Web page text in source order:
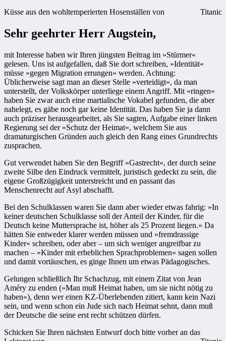
Küsse aus den wohltemperierten Hosenställen von
Titanic
Sehr geehrter Herr Augstein,
mit Interesse haben wir Ihren jüngsten Beitrag im »Stürmer«
gelesen. Uns ist aufgefallen, daß Sie dort schreiben, »Identität«
müsse »gegen Migration errungen« werden. Achtung:
Üblicherweise sagt man an dieser Stelle »verteidigt«, da man
unterstellt, der Volkskörper unterliege einem Angriff. Mit »ringen«
haben Sie zwar auch eine martialische Vokabel gefunden, die aber
nahelegt, es gäbe noch gar keine Identität. Das haben Sie ja dann
auch präziser herausgearbeitet, als Sie sagten, Aufgabe einer linken
Regierung sei der »Schutz der Heimat«, welchem Sie aus
dramaturgischen Gründen auch gleich den Rang eines Grundrechts
zusprachen.
Gut verwendet haben Sie den Begriff »Gastrecht«, der durch seine
zweite Silbe den Eindruck vermittelt, juristisch gedeckt zu sein, die
eigene Großzügigkeit unterstreicht und en passant das
Menschenrecht auf Asyl abschafft.
Bei den Schulklassen waren Sie dann aber wieder etwas fahrig: »In
keiner deutschen Schulklasse soll der Anteil der Kinder, für die
Deutsch keine Muttersprache ist, höher als 25 Prozent liegen.« Da
hätten Sie entweder klarer werden müssen und »fremdrassige
Kinder« schreiben, oder aber – um sich weniger angreifbar zu
machen – »Kinder mit erheblichen Sprachproblemen« sagen sollen
und damit vortäuschen, es ginge Ihnen um etwas Pädagogisches.
Gelungen schließlich Ihr Schachzug, mit einem Zitat von Jean
Améry zu enden (»Man muß Heimat haben, um sie nicht nötig zu
haben«), denn wer einen KZ-Überlebenden zitiert, kann kein Nazi
sein, und wenn schon ein Jude sich nach Heimat sehnt, dann muß
der Deutsche die seine erst recht schützen dürfen.
Schicken Sie Ihren nächsten Entwurf doch bitte vorher an das